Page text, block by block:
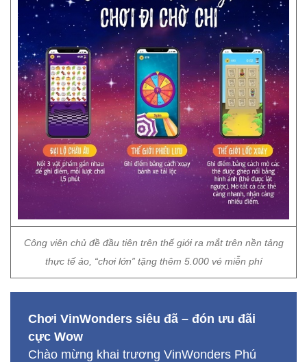
Công viên chủ đề đầu tiên trên thế giới ra mắt trên nền tảng
thực tế ảo, “chơi lớn” tặng thêm 5.000 vé miễn phí
Chơi VinWonders siêu đã – đón ưu đãi
cực Wow
Chào mừng khai trương VinWonders Phú